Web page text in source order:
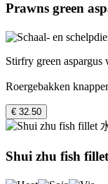
Prawns green
Stirfry green aspargus
Roergebakken
€ 32.50
Shui zhu fish